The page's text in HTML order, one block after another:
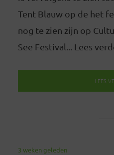
Tent Blauw op de het
nog te zien zijn op
See Festival... Lees
LEES
3 weken geleden